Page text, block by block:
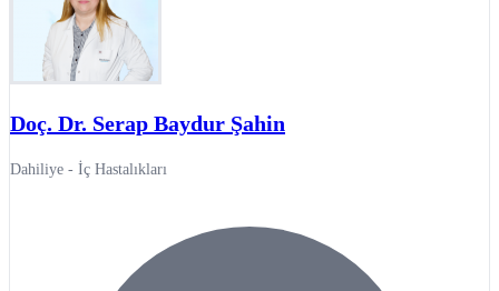
Doç. Dr. Serap Baydur Şahin
Dahiliye - İç Hastalıkları